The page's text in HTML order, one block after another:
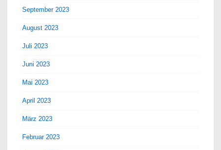
September 2023
August 2023
Juli 2023
Juni 2023
Mai 2023
April 2023
März 2023
Februar 2023